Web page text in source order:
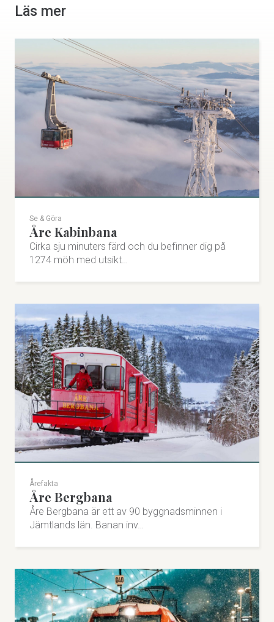
Läs mer
Se & Göra
Åre Kabinbana
Cirka sju minuters färd och du befinner dig på
1274 möh med utsikt…
Årefakta
Åre Bergbana
Åre Bergbana är ett av 90 byggnadsminnen i
Jämtlands län. Banan inv…